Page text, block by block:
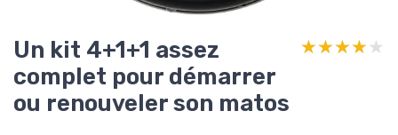
Un kit 4+1+1 assez
complet pour démarrer
ou renouveler son matos
★★★★★
★★★★★